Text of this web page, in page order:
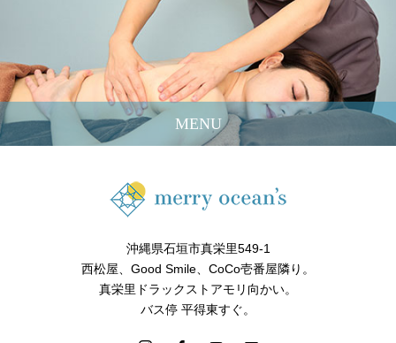
MENU
沖縄県石垣市真栄里549-1
西松屋、Good Smile、CoCo壱番屋隣り。
真栄里ドラックストアモリ向かい。
バス停 平得東すぐ。